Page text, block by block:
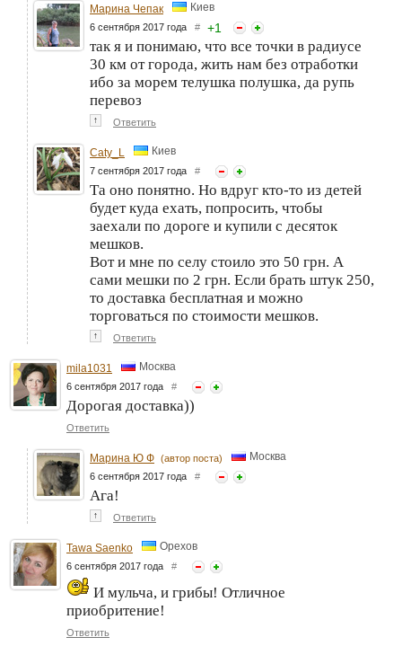
Марина Чепак Киев
6 сентября 2017 года # +1
так я и понимаю, что все точки в радиусе
30 км от города, жить нам без отработки
ибо за морем телушка полушка, да рупь
перевоз
↑ Ответить
Caty_L Киев
7 сентября 2017 года #
Та оно понятно. Но вдруг кто-то из детей
будет куда ехать, попросить, чтобы
заехали по дороге и купили с десяток
мешков.
Вот и мне по селу стоило это 50 грн. А
сами мешки по 2 грн. Если брать штук 250,
то доставка бесплатная и можно
торговаться по стоимости мешков.
↑ Ответить
mila1031 Москва
6 сентября 2017 года #
Дорогая доставка))
Ответить
Марина Ю Ф (автор поста) Москва
6 сентября 2017 года #
Ага!
↑ Ответить
Tawa Saenko Орехов
6 сентября 2017 года #
И мульча, и грибы! Отличное
приобритение!
Ответить